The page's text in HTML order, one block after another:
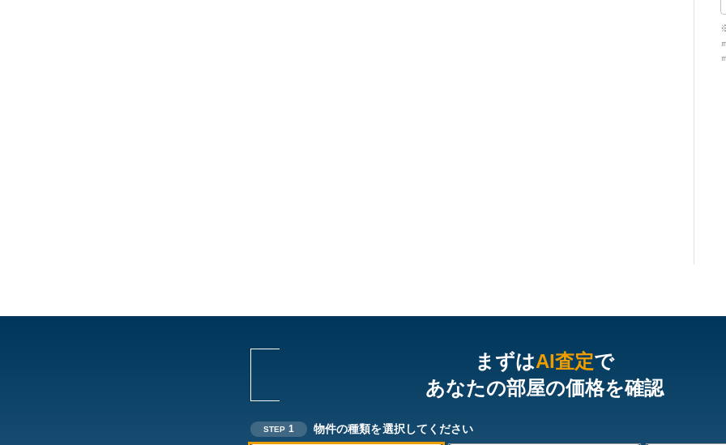
まずはAI査定で
あなたの部屋の価格を確認
STEP 1 物件の種類を選択してください